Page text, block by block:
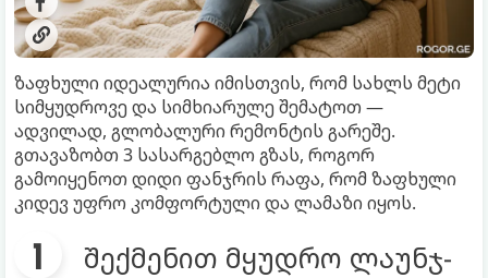
ზაფხული იდეალურია იმისთვის, რომ სახლს მეტი
სიმყუდროვე და სიმხიარულე შემატოთ —
ადვილად, გლობალური რემონტის გარეშე.
გთავაზობთ 3 სასარგებლო გზას, როგორ
გამოიყენოთ დიდი ფანჯრის რაფა, რომ ზაფხული
კიდევ უფრო კომფორტული და ლამაზი იყოს.
შექმენით მყუდრო ლაუნჯ-